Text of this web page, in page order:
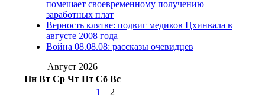
№98 8 августа 2013 г
августа 2012 г(14)
2017 г(9)
№99 4 августа
2016 г(12) №99 8 июля 2014 г
августа 2012 г(11)
помешает своевременному получению
заработных плат
Верность клятве: подвиг медиков Цхинвала в
августе 2008 года
Война 08.08.08: рассказы очевидцев
Август 2026
Пн Вт Ср Чт Пт Сб Вс
1
2